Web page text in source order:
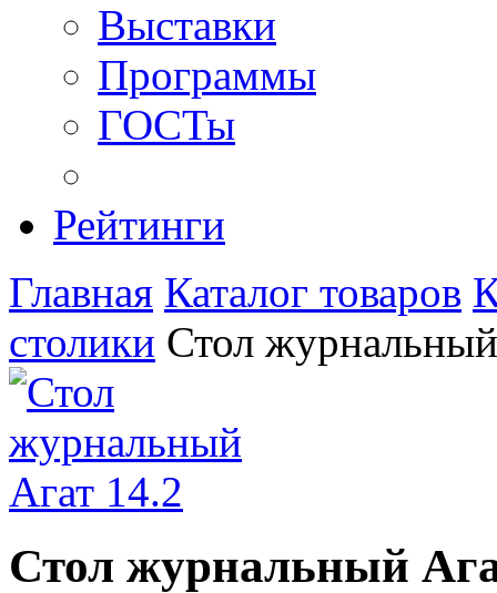
Выставки
Программы
ГОСТы
Рейтинги
Главная Каталог товаров
столики Стол
Стол журнальный